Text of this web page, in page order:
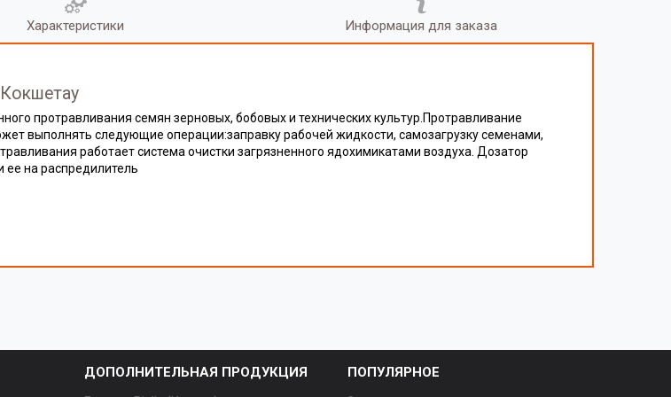
Характеристики Информация для заказа
протравливания семян зерновых, бобовых и технических культур.Протравливание
выполнять следующие операции:заправку рабочей жидкости, самозагрузку семенами,
работает система очистки загрязненного ядохимикатами воздуха. Дозатор
на распредилитель
ДОПОЛНИТЕЛЬНАЯ ПРОДУКЦИЯ ПОПУЛЯРНОЕ